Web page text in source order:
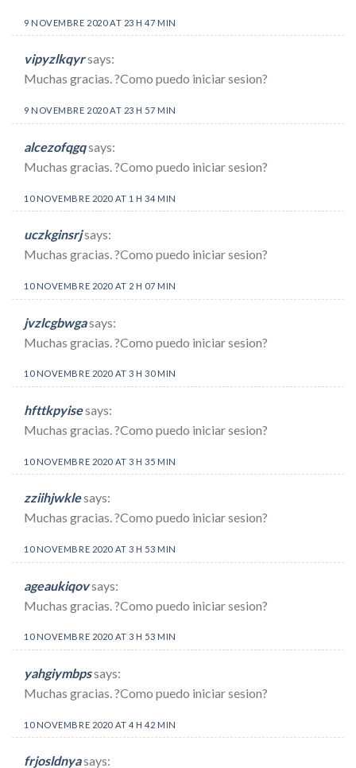
9 NOVEMBRE 2020 AT 23 H 47 MIN
vipyzlkqyrsays:
Muchas gracias. ?Como puedo iniciar sesion?
9 NOVEMBRE 2020 AT 23 H 57 MIN
alcezofqgqsays:
Muchas gracias. ?Como puedo iniciar sesion?
10 NOVEMBRE 2020 AT 1 H 34 MIN
uczkginsrjsays:
Muchas gracias. ?Como puedo iniciar sesion?
10 NOVEMBRE 2020 AT 2 H 07 MIN
jvzlcgbwgasays:
Muchas gracias. ?Como puedo iniciar sesion?
10 NOVEMBRE 2020 AT 3 H 30 MIN
hfttkpyisesays:
Muchas gracias. ?Como puedo iniciar sesion?
10 NOVEMBRE 2020 AT 3 H 35 MIN
zziihjwklesays:
Muchas gracias. ?Como puedo iniciar sesion?
10 NOVEMBRE 2020 AT 3 H 53 MIN
ageaukiqovsays:
Muchas gracias. ?Como puedo iniciar sesion?
10 NOVEMBRE 2020 AT 3 H 53 MIN
yahgiymbpssays:
Muchas gracias. ?Como puedo iniciar sesion?
10 NOVEMBRE 2020 AT 4 H 42 MIN
frjosldnyasays: